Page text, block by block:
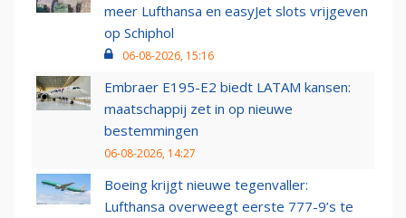
meer Lufthansa en easyJet slots vrijgeven
op Schiphol
06-08-2026, 15:16
Embraer E195-E2 biedt LATAM kansen:
maatschappij zet in op nieuwe
bestemmingen
06-08-2026, 14:27
Boeing krijgt nieuwe tegenvaller:
Lufthansa overweegt eerste 777-9’s te